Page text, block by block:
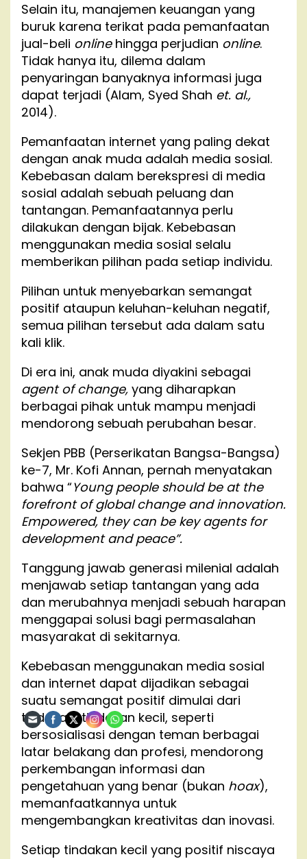
Selain itu, manajemen keuangan yang
buruk karena terikat pada pemanfaatan
jual-beli online hingga perjudian online.
Tidak hanya itu, dilema dalam
penyaringan banyaknya informasi juga
dapat terjadi (Alam, Syed Shah et. al.,
2014).
Pemanfaatan internet yang paling dekat
dengan anak muda adalah media sosial.
Kebebasan dalam berekspresi di media
sosial adalah sebuah peluang dan
tantangan. Pemanfaatannya perlu
dilakukan dengan bijak. Kebebasan
menggunakan media sosial selalu
memberikan pilihan pada setiap individu.
Pilihan untuk menyebarkan semangat
positif ataupun keluhan-keluhan negatif,
semua pilihan tersebut ada dalam satu
kali klik.
Di era ini, anak muda diyakini sebagai
agent of change, yang diharapkan
berbagai pihak untuk mampu menjadi
mendorong sebuah perubahan besar.
Sekjen PBB (Perserikatan Bangsa-Bangsa)
ke-7, Mr. Kofi Annan, pernah menyatakan
bahwa “Young people should be at the
forefront of global change and innovation.
Empowered, they can be key agents for
development and peace”.
Tanggung jawab generasi milenial adalah
menjawab setiap tantangan yang ada
dan merubahnya menjadi sebuah harapan
menggapai solusi bagi permasalahan
masyarakat di sekitarnya.
Kebebasan menggunakan media sosial
dan internet dapat dijadikan sebagai
suatu semangat positif dimulai dari
tindakan-tindakan kecil, seperti
bersosialisasi dengan teman berbagai
latar belakang dan profesi, mendorong
perkembangan informasi dan
pengetahuan yang benar (bukan hoax),
memanfaatkannya untuk
mengembangkan kreativitas dan inovasi.
Setiap tindakan kecil yang positif niscaya